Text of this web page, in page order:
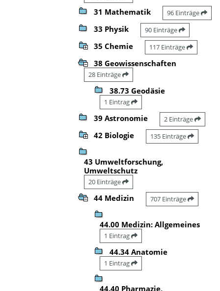
31 Mathematik 96 Einträge
33 Physik 90 Einträge
35 Chemie 117 Einträge
38 Geowissenschaften
28 Einträge
38.73 Geodäsie
1 Eintrag
39 Astronomie 2 Einträge
42 Biologie 135 Einträge
43 Umweltforschung,
Umweltschutz
20 Einträge
44 Medizin 707 Einträge
44.00 Medizin: Allgemeines
1 Eintrag
44.34 Anatomie
1 Eintrag
44.40 Pharmazie,